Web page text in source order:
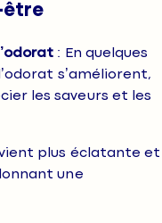
être
: En quelques
s’améliorent,
les saveurs et les
plus éclatante et
une